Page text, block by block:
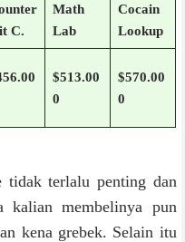
C.
Math
Lab
Cocain
Lookup
$513.00
0
$570.00
0
tidak terlalu penting dan
membelinya pun
kena grebek. Selain itu